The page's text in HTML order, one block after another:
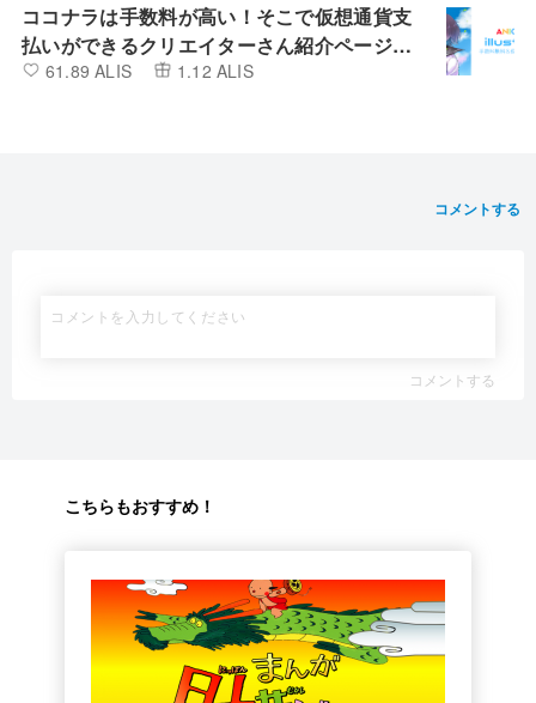
ココナラは手数料が高い！そこで仮想通貨支
払いができるクリエイターさん紹介ページ
「illustia」を作りました
61.89 ALIS 1.12 ALIS
コメントする
コメントする
こちらもおすすめ！